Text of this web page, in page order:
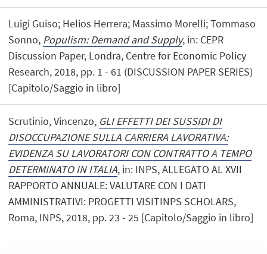
Luigi Guiso; Helios Herrera; Massimo Morelli; Tommaso
Sonno, Populism: Demand and Supply, in: CEPR
Discussion Paper, Londra, Centre for Economic Policy
Research, 2018, pp. 1 - 61 (DISCUSSION PAPER SERIES)
[Capitolo/Saggio in libro]
Scrutinio, Vincenzo, GLI EFFETTI DEI SUSSIDI DI
DISOCCUPAZIONE SULLA CARRIERA LAVORATIVA:
EVIDENZA SU LAVORATORI CON CONTRATTO A TEMPO
DETERMINATO IN ITALIA, in: INPS, ALLEGATO AL XVII
RAPPORTO ANNUALE: VALUTARE CON I DATI
AMMINISTRATIVI: PROGETTI VISITINPS SCHOLARS,
Roma, INPS, 2018, pp. 23 - 25 [Capitolo/Saggio in libro]